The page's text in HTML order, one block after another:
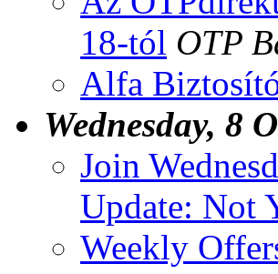
18-tól OTP
Alfa
Wednesday, 8
Join
Update: Not
Weekly